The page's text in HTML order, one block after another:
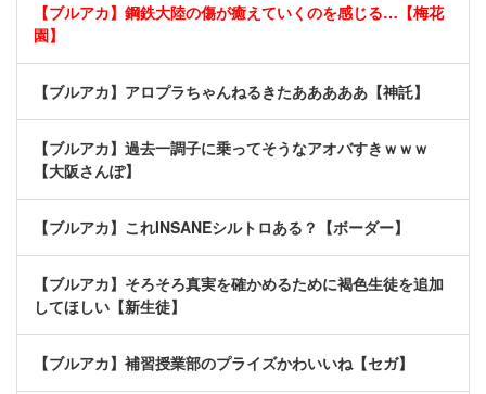
【ブルアカ】鋼鉄大陸の傷が癒えていくのを感じる…【梅花
園】
【ブルアカ】アロプラちゃんねるきたあああああ【神託】
【ブルアカ】過去一調子に乗ってそうなアオバすきｗｗｗ
【大阪さんぽ】
【ブルアカ】これINSANEシルトロある？【ボーダー】
【ブルアカ】そろそろ真実を確かめるために褐色生徒を追加
してほしい【新生徒】
【ブルアカ】補習授業部のプライズかわいいね【セガ】